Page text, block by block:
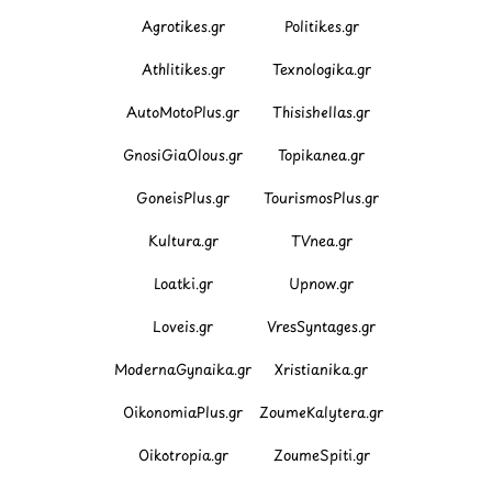
Agrotikes.gr Politikes.gr
Athlitikes.gr Texnologika.gr
AutoMotoPlus.gr Thisishellas.gr
GnosiGiaOlous.gr Topikanea.gr
GoneisPlus.gr TourismosPlus.gr
Kultura.gr TVnea.gr
Loatki.gr Upnow.gr
Loveis.gr VresSyntages.gr
ModernaGynaika.gr Xristianika.gr
OikonomiaPlus.gr ZoumeKalytera.gr
Oikotropia.gr ZoumeSpiti.gr